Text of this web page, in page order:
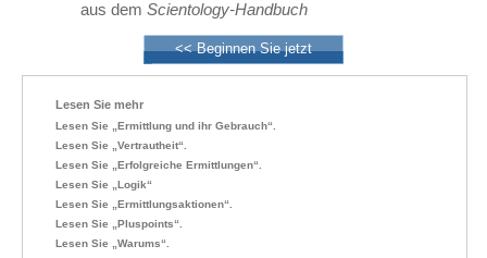
aus dem Scientology-Handbuch
<< Beginnen Sie jetzt
Lesen Sie mehr
Lesen Sie „Ermittlung und ihr Gebrauch“.
Lesen Sie „Vertrautheit“.
Lesen Sie „Erfolgreiche Ermittlungen“.
Lesen Sie „Logik“
Lesen Sie „Ermittlungsaktionen“.
Lesen Sie „Pluspoints“.
Lesen Sie „Warums“.